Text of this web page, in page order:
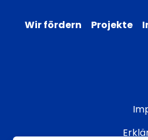
Wir fördern Projekte